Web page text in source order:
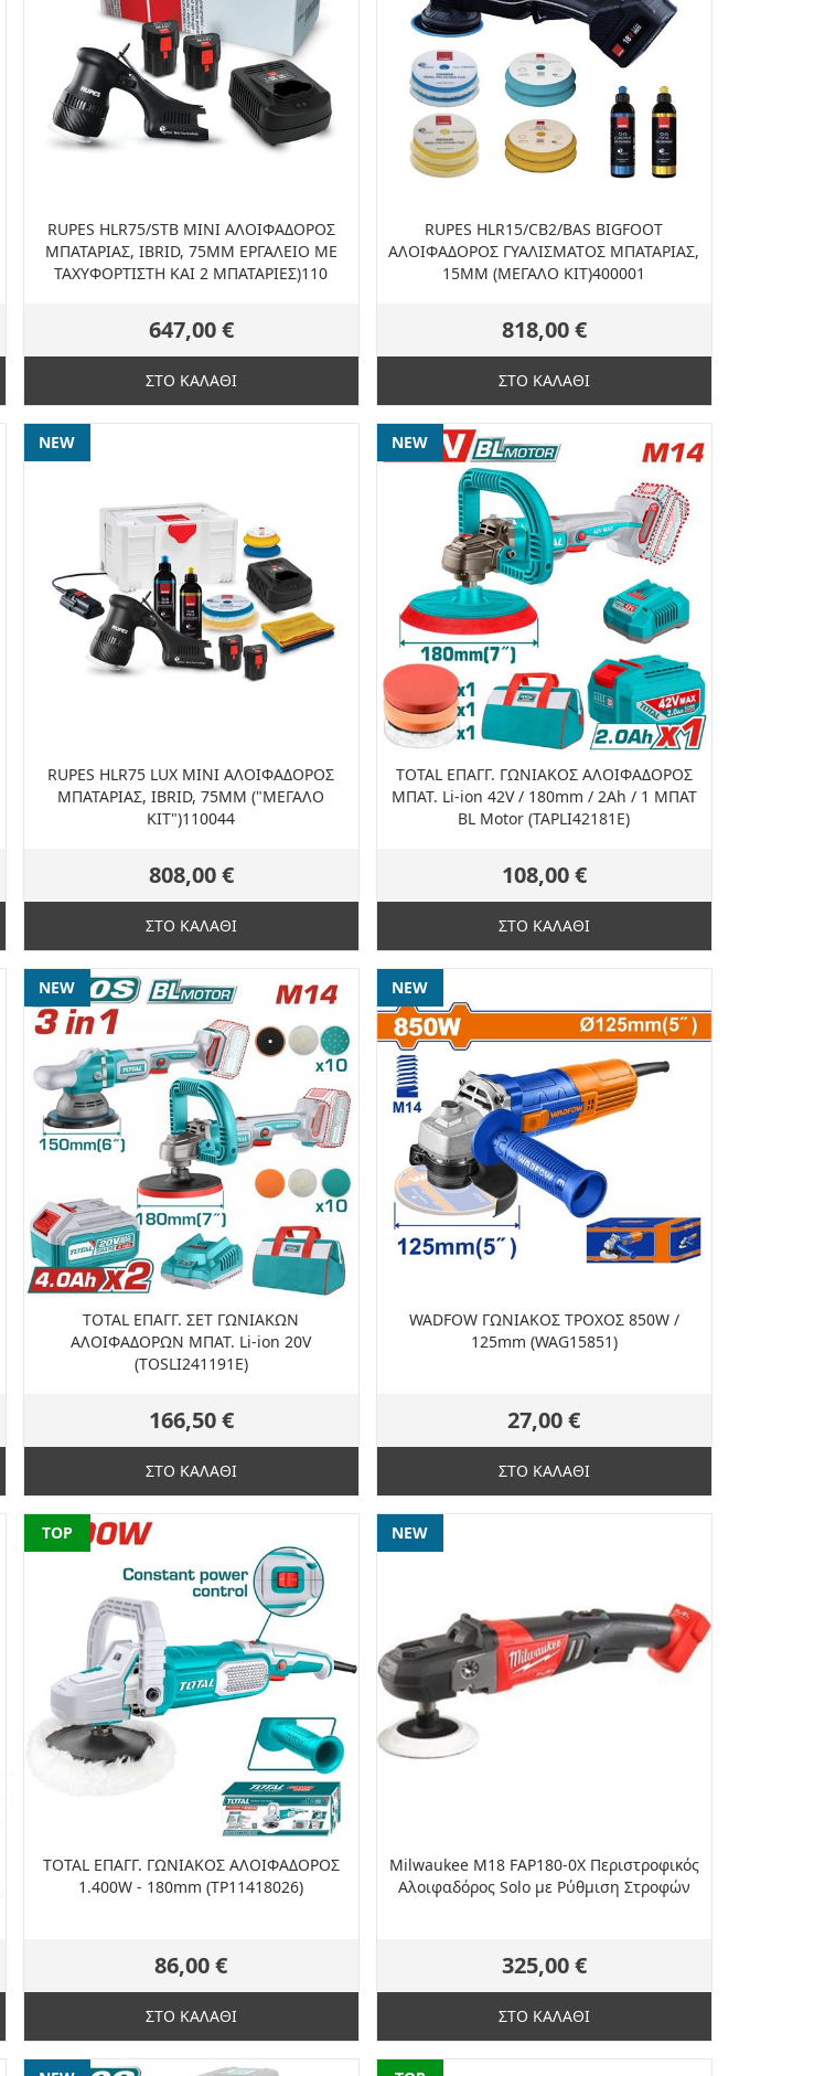
RUPES HLR75/STB MINI ΑΛΟΙΦΑΔΟΡΟΣ
ΜΠΑΤΑΡΙΑΣ, IBRID, 75MM ΕΡΓΑΛΕΙΟ ΜΕ
ΤΑΧΥΦΟΡΤΙΣΤΗ ΚΑΙ 2 ΜΠΑΤΑΡΙΕΣ)110
647,00 €
ΣΤΟ ΚΑΛΑΘΙ
RUPES HLR15/CB2/BAS BIGFOOT
ΑΛΟΙΦΑΔΟΡΟΣ ΓΥΑΛΙΣΜΑΤΟΣ ΜΠΑΤΑΡΙΑΣ,
15MM (ΜΕΓΑΛΟ ΚΙΤ)400001
818,00 €
ΣΤΟ ΚΑΛΑΘΙ
NEW
RUPES HLR75 LUX MINI ΑΛΟΙΦΑΔΟΡΟΣ
ΜΠΑΤΑΡΙΑΣ, IBRID, 75MM ("ΜΕΓΑΛΟ
ΚΙΤ")110044
808,00 €
ΣΤΟ ΚΑΛΑΘΙ
NEW
TOTAL ΕΠΑΓΓ. ΓΩΝΙΑΚΟΣ ΑΛΟΙΦΑΔΟΡΟΣ
ΜΠΑΤ. Li-ion 42V / 180mm / 2Ah / 1 ΜΠΑΤ
BL Motor (TAPLI42181E)
108,00 €
ΣΤΟ ΚΑΛΑΘΙ
NEW
TOTAL ΕΠΑΓΓ. ΣΕΤ ΓΩΝΙΑΚΩΝ
ΑΛΟΙΦΑΔΟΡΩΝ ΜΠΑΤ. Li-ion 20V
(TOSLI241191E)
166,50 €
ΣΤΟ ΚΑΛΑΘΙ
NEW
WADFOW ΓΩΝΙΑΚΟΣ ΤΡΟΧΟΣ 850W /
125mm (WAG15851)
27,00 €
ΣΤΟ ΚΑΛΑΘΙ
NEW
TOP
TOTAL ΕΠΑΓΓ. ΓΩΝΙΑΚΟΣ ΑΛΟΙΦΑΔΟΡΟΣ
1.400W - 180mm (TP11418026)
86,00 €
ΣΤΟ ΚΑΛΑΘΙ
NEW
Milwaukee M18 FAP180-0X Περιστροφικός
Αλοιφαδόρος Solo με Ρύθμιση Στροφών
325,00 €
ΣΤΟ ΚΑΛΑΘΙ